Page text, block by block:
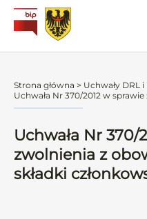
Strona główna > Uchwały DRL
Uchwała Nr 370/2012 w
Uchwała Nr 370/
zwolnienia z
składki